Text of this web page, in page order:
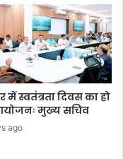
में स्वतंत्रता दिवस का हो
मुख्य सचिव
ago